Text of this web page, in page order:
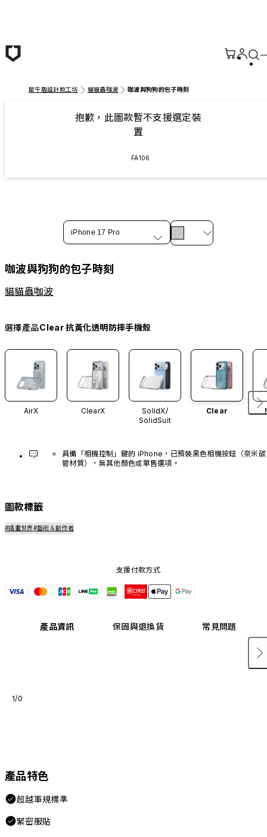
犀牛盾設計款工坊 貓貓蟲咖波 咖波與狗狗的包子時刻
抱歉，此圖款暫不支援選定裝
置
FA106
iPhone 17 Pro
咖波與狗狗的包子時刻
貓貓蟲咖波
選擇產品Clear 抗黃化透明防摔手機殼
AirX ClearX
SolidX/
SolidSuit
Clear
具備「相機控制」鍵的 iPhone，已預裝黑色相機按鈕（奈米碳
管材質），無其他顏色或單售選項。
圖款標籤
#插畫世界#藝術＆創作者
支援付款方式
產品資訊 保固與退換貨 常見問題
1/0
產品特色
超越軍規標準
緊密服貼